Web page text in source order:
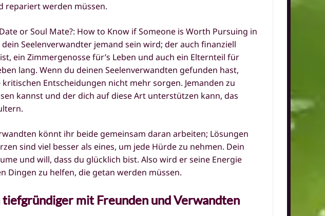
repariert werden müssen.
Date or Soul Mate?: How to Know if Someone is Worth Pursuing in
dein Seelenverwandter jemand sein wird; der auch finanziell
ein Zimmergenosse für’s Leben und auch ein Elternteil für
lang. Wenn du deinen Seelenverwandten gefunden hast,
Entscheidungen nicht mehr sorgen. Jemanden zu
kannst und der dich auf diese Art unterstützen kann, das
könnt ihr beide gemeinsam daran arbeiten; Lösungen
sind viel besser als eines, um jede Hürde zu nehmen. Dein
und will, dass du glücklich bist. Also wird er seine Energie
Dingen zu helfen, die getan werden müssen.
mit Freunden und Verwandten